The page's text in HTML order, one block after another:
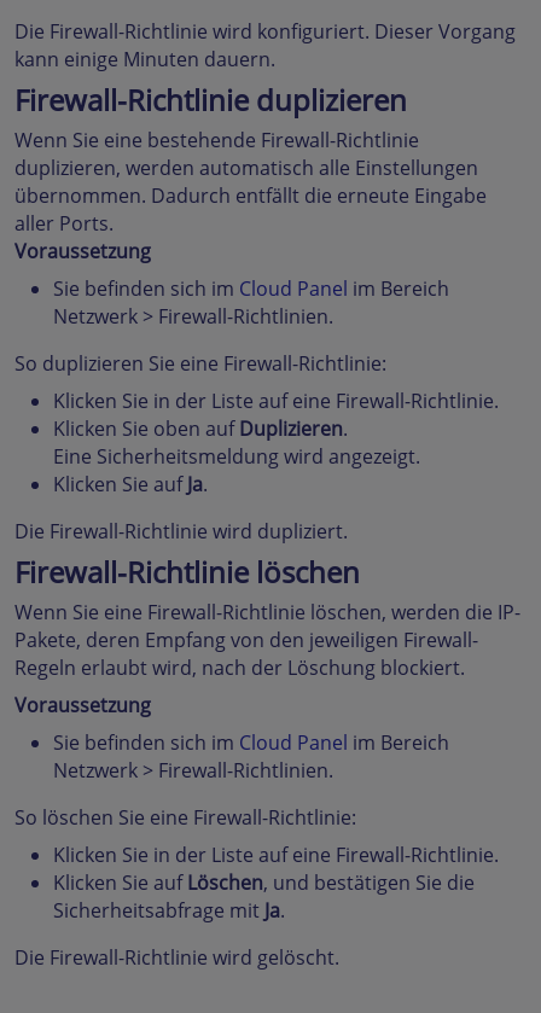
Die Firewall-Richtlinie wird konfiguriert. Dieser Vorgang
kann einige Minuten dauern.
Firewall-Richtlinie duplizieren
Wenn Sie eine bestehende Firewall-Richtlinie
duplizieren, werden automatisch alle Einstellungen
übernommen. Dadurch entfällt die erneute Eingabe
aller Ports.
Voraussetzung
Sie befinden sich im Cloud Panel im Bereich
Netzwerk > Firewall-Richtlinien.
So duplizieren Sie eine Firewall-Richtlinie:
Klicken Sie in der Liste auf eine Firewall-Richtlinie.
Klicken Sie oben aufDuplizieren.
Eine Sicherheitsmeldung wird angezeigt.
Klicken Sie aufJa.
Die Firewall-Richtlinie wird dupliziert.
Firewall-Richtlinie löschen
Wenn Sie eine Firewall-Richtlinie löschen, werden die IP-
Pakete, deren Empfang von den jeweiligen Firewall-
Regeln erlaubt wird, nach der Löschung blockiert.
Voraussetzung
Sie befinden sich im Cloud Panel im Bereich
Netzwerk > Firewall-Richtlinien.
So löschen Sie eine Firewall-Richtlinie:
Klicken Sie in der Liste auf eine Firewall-Richtlinie.
Klicken Sie aufLöschen, und bestätigen Sie die
Sicherheitsabfrage mit Ja.
Die Firewall-Richtlinie wird gelöscht.